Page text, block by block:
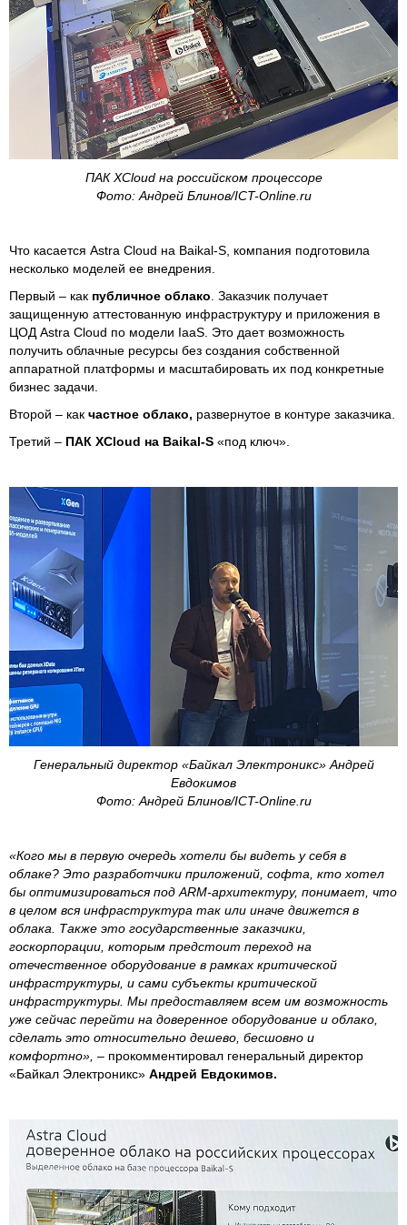
ПАК XCloud на российском процессоре
Фото: Андрей Блинов/ICT-Online.ru
Что касается Astra Cloud на Baikal-S, компания подготовила
несколько моделей ее внедрения.
Первый – как публичное облако. Заказчик получает
защищенную аттестованную инфраструктуру и приложения в
ЦОД Astra Cloud по модели IaaS. Это дает возможность
получить облачные ресурсы без создания собственной
аппаратной платформы и масштабировать их под конкретные
бизнес задачи.
Второй – как частное облако, развернутое в контуре заказчика.
Третий – ПАК XCloud на Baikal-S «под ключ».
Генеральный директор «Байкал Электроникс» Андрей
Евдокимов
Фото: Андрей Блинов/ICT-Online.ru
«Кого мы в первую очередь хотели бы видеть у себя в
облаке? Это разработчики приложений, софта, кто хотел
бы оптимизироваться под ARM-архитектуру, понимает, что
в целом вся инфраструктура так или иначе движется в
облака. Также это государственные заказчики,
госкорпорации, которым предстоит переход на
отечественное оборудование в рамках критической
инфраструктуры, и сами субъекты критической
инфраструктуры. Мы предоставляем всем им возможность
уже сейчас перейти на доверенное оборудование и облако,
сделать это относительно дешево, бесшовно и
комфортно», – прокомментировал генеральный директор
«Байкал Электроникс» Андрей Евдокимов.